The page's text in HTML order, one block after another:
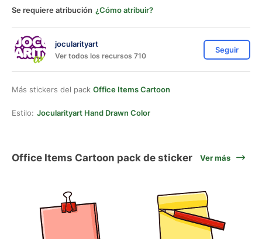
Se requiere atribución ¿Cómo atribuir?
jocularityart
Ver todos los recursos 710
Seguir
Más stickers del pack Office Items Cartoon
Estilo: Jocularityart Hand Drawn Color
Office Items Cartoon pack de sticker Ver más